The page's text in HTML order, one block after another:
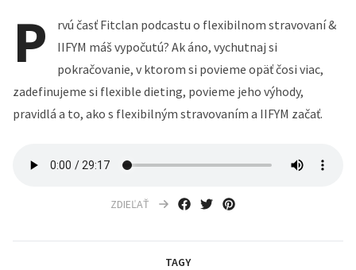
P
rvú časť Fitclan podcastu o flexibilnom stravovaní &
IIFYM máš vypočutú? Ak áno, vychutnaj si
pokračovanie, v ktorom si povieme opäť čosi viac,
zadefinujeme si flexible dieting, povieme jeho výhody,
pravidlá a to, ako s flexibilným stravovaním a IIFYM začať.
ZDIEĽAŤ
TAGY